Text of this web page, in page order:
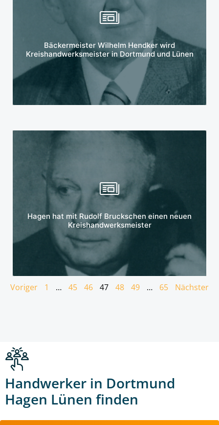
Bäckermeister Wilhelm Hendker wird
Kreishandwerksmeister in Dortmund und Lünen
Mehr erfahren
Hagen hat mit Rudolf Bruckschen einen neuen
Kreishandwerksmeister
Mehr erfahren
Voriger 1 … 45 46 47 48 49 … 65 Nächster
Handwerker in Dortmund
Hagen Lünen finden